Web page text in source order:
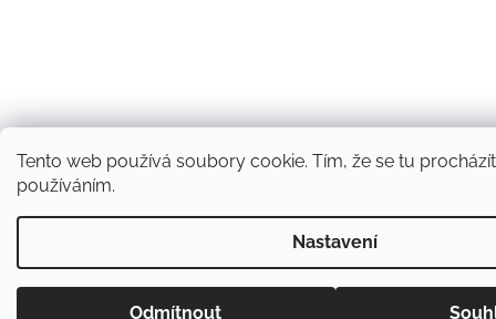
Tento web používá soubory cookie. Tím, že se tu
používáním.
Nastavení
Odmítnout